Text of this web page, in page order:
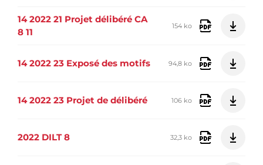
14 2022 21 Projet délibéré CA
8 11
154 ko
14 2022 23 Exposé des motifs 94,8 ko
14 2022 23 Projet de délibéré 106 ko
2022 DILT 8 32,3 ko